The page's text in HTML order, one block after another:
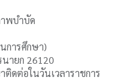
พบำบัด
การศึกษา)
ายก 26120
ดต่อในวันเวลาราชการ